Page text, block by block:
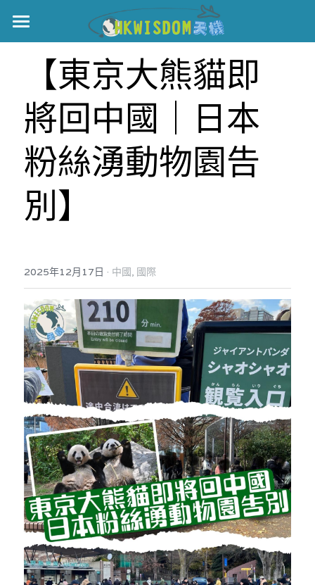
主頁
世界盃
伊美戰爭
黎智英案
正本清源•黎智英案
美西媒體謊言實錄
宏福火災
宏福‧革新
宏福火災正視聽
記錄．宏福苑火災
港聞
國際
娛樂
反華推手你要知
反華推手懶人包
民主派騙案十式
反華推手起底
美西霸凌內幕
美西極權主義
真相直擊
極端暴恐實錄
KOL 專欄
林淑芳專欄
屈穎妍專欄
朱庭萱專欄
莫綺琪專欄
黃萬成專欄
招國偉專欄
絕密法庭檔案
醫院口岸爆炸案
屠龍小隊案
黎智英案審訊
支聯會案
35+顛覆案
生活
吃喝玩指南
休閒好介紹
親子
花生仔漫畫週記
關於我們
人才招聘
投稿熱線
商戶合作
搜索
繁體中文
繁體中文
【東京大熊貓即
將回中國｜日本
粉絲湧動物園告
別】
2025年12月17日 · 中國, 國際